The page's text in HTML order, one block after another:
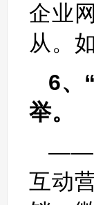
企业
从。
6、
举。
——
互动